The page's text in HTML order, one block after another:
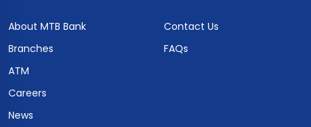
About MTB Bank
Branches
ATM
Careers
News
Contact Us
FAQs